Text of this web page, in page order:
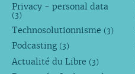
Privacy - personal data
(3)
Technosolutionnisme (3)
Podcasting (3)
Actualité du Libre (3)